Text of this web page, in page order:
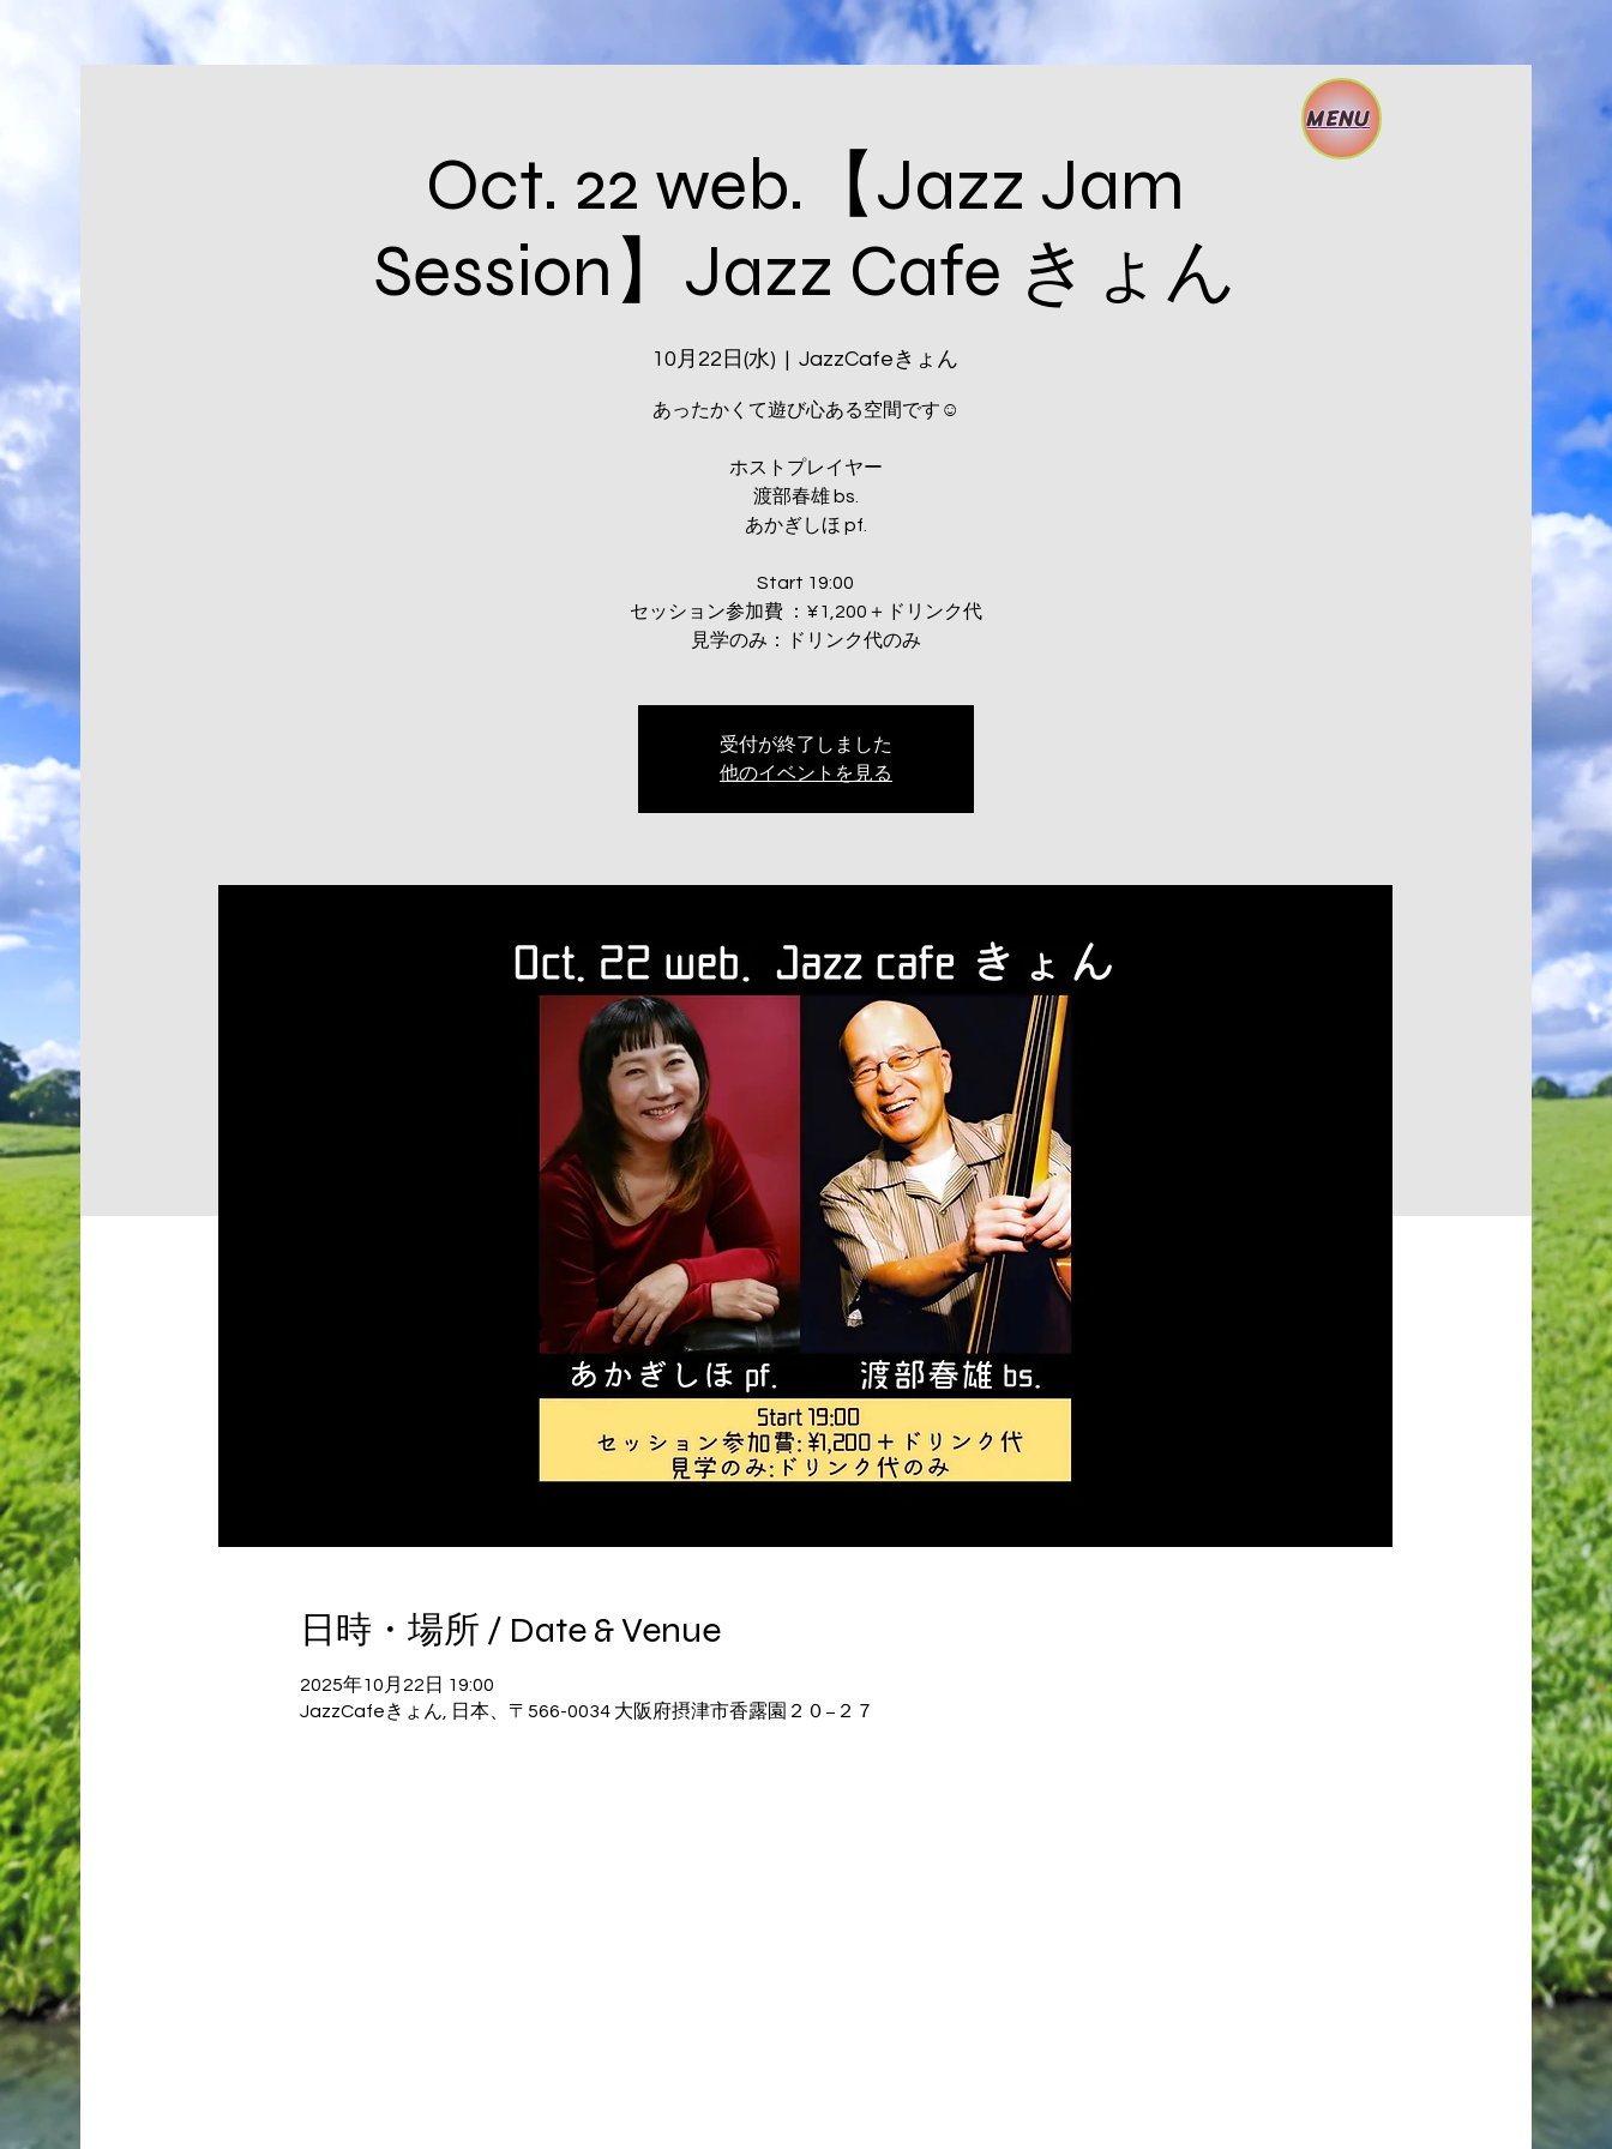
Oct. 22 web.【Jazz Jam
Session】Jazz Cafe きょん
10月22日(水)
  |
JazzCafeきょん
あったかくて遊び心ある空間です☺️
ホストプレイヤー
渡部春雄 bs.
あかぎしほ pf.
Start 19:00
セッション参加費 ：¥1,200＋ドリンク代
見学のみ：ドリンク代のみ
受付が終了しました
他のイベントを見る
日時・場所 / Date & Venue
2025年10月22日 19:00
JazzCafeきょん, 日本、〒566-0034 大阪府摂津市香露園２０−２７
MENU